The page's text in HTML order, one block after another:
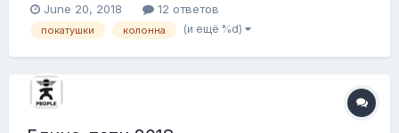
предложить и остановились на варианте - устроить
пикничек в нашем Домике в 70км от Минска. Хорошее
June 20, 2018 12 ответов
покатушки колонна (и ещё %d)